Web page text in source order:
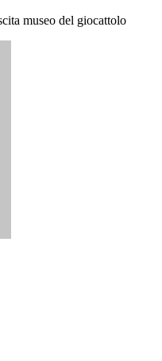
museo del giocattolo